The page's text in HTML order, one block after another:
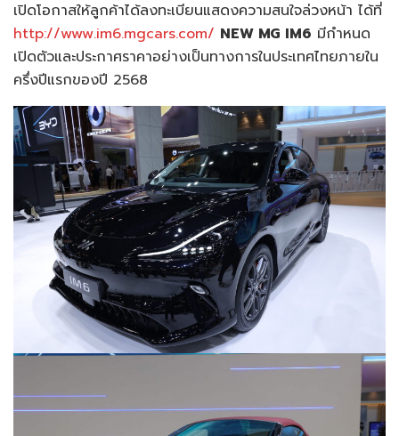
เปิดโอกาสให้ลูกค้าได้ลงทะเบียนแสดงความสนใจล่วงหน้า ได้ที่
http://www.im6.mgcars.com/ NEW MG IM6 มีกำหนด
เปิดตัวและประกาศราคาอย่างเป็นทางการในประเทศไทยภายใน
ครึ่งปีแรกของปี 2568